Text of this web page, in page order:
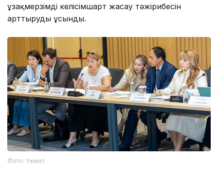
ұзақмерзімді келісімшарт жасау тәжірибесін
арттыруды ұсынды.
Фото: Үкімет